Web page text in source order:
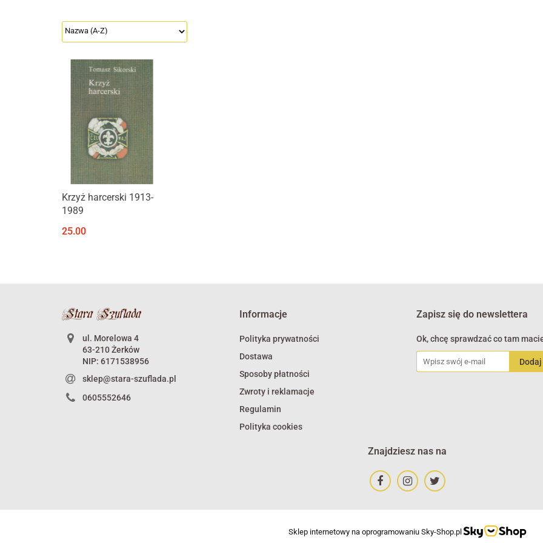
Produkt niedostępny
Krzyż harcerski 1913-
1989
25.00
ul. Morelowa 4
63-210 Żerków
NIP: 6171538956
sklep@stara-szuflada.pl
0605552646
Informacje
Polityka prywatności
Dostawa
Sposoby płatności
Zwroty i reklamacje
Regulamin
Polityka cookies
Zapisz się do newslettera
Ok, chcę sprawdzać co tam
Znajdziesz nas na
Sklep internetowy na oprogramowaniu Sky-Shop.pl